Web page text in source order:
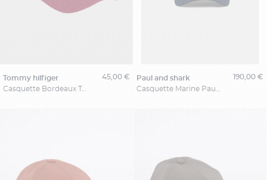
tommy hilfiger
Casquette Bordeaux Tommy Hilfiger
45,00 €
paul and shark
190,00 €